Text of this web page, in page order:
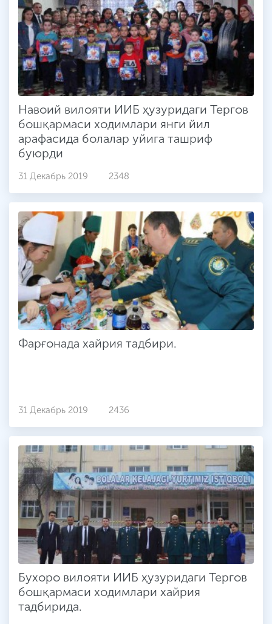
Навоий вилояти ИИБ ҳузуридаги Тергов
бошқармаси ходимлари янги йил
арафасида болалар уйига ташриф
буюрди
31 Декабрь 2019 2348
Фарғонада хайрия тадбири.
31 Декабрь 2019 2436
Бухоро вилояти ИИБ ҳузуридаги Тергов
бошқармаси ходимлари хайрия
тадбирида.